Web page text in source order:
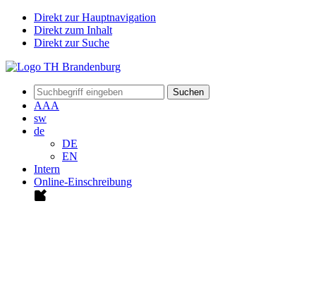
Direkt zur Hauptnavigation
Direkt zum Inhalt
Direkt zur Suche
Suchen
AAA
sw
de
DE
EN
Intern
Online-Einschreibung